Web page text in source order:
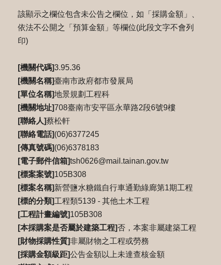
該顯示之欄位包含未公告之欄位，如「採購金額」、
依法不公開之「預算金額」等欄位(此段文字不會列
印)
[機關代碼]3.95.36
[機關名稱]臺南市政府都市發展局
[單位名稱]地景規劃工程科
[機關地址]708臺南市安平區永華路2段6號9樓
[聯絡人]蔡松軒
[聯絡電話](06)6377245
[傳真號碼](06)6378183
[電子郵件信箱]tsh0626@mail.tainan.gov.tw
[標案案號]105B308
[標案名稱]新營鹽水糖鐵自行車通勤綠廊第1期工程
[標的分類]工程類5139 - 其他土木工程
[工程計畫編號]105B308
[本採購案是否屬於建築工程]否，本案非屬建築工程
[財物採購性質]非屬財物之工程或勞務
[採購金額級距]公告金額以上未達查核金額